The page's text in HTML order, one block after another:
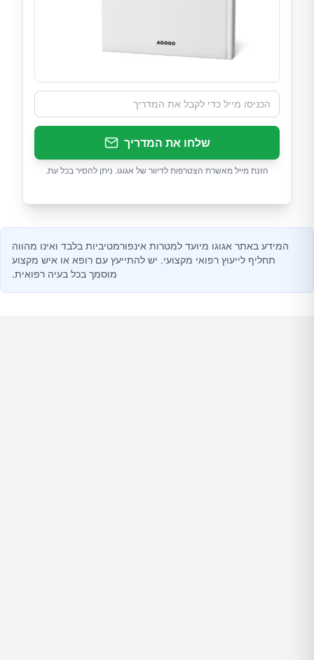
שלחו את המדריך
הזנת מייל מאשרת הצטרפות לדיוור של אגוגו. ניתן להסיר בכל עת.
המידע באתר אגוגו מיועד למטרות אינפורמטיביות בלבד ואינו מהווה
תחליף לייעוץ רפואי מקצועי. יש להתייעץ עם רופא או איש מקצוע
מוסמך בכל בעיה רפואית.